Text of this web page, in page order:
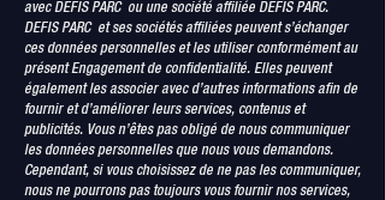
avec DEFIS PARC ou une société affiliée DEFIS PARC.
DEFIS PARC et ses sociétés affiliées peuvent s’échanger
ces données personnelles et les utiliser conformément au
présent Engagement de confidentialité. Elles peuvent
également les associer avec d’autres informations afin de
fournir et d’améliorer leurs services, contenus et
publicités. Vous n’êtes pas obligé de nous communiquer
les données personnelles que nous vous demandons.
Cependant, si vous choisissez de ne pas les communiquer,
nous ne pourrons pas toujours vous fournir nos services,